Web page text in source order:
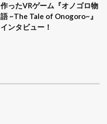
作ったVRゲーム『オノゴロ物
語 ~The Tale of Onogoro~』
インタビュー！